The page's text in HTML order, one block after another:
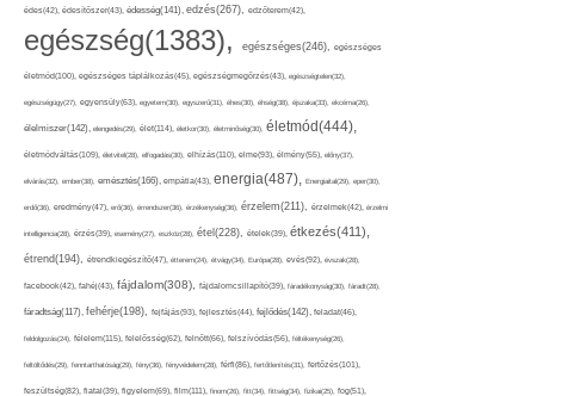
édes(42), édesítőszer(43), édesség(141), edzés(267), edzőterem(42),
egészség(1383), egészséges(246), egészséges
életmód(100), egészséges táplálkozás(45), egészségmegőrzés(43), egészségtelen(32),
egészségügy(27), egyensúly(63), egyetem(30), egyszerű(31), éhes(30), éhség(38), éjszaka(33), ekcéma(26),
élelmiszer(142), elengedés(29), élet(114), életkor(30), életminőség(30), életmód(444),
életmódváltás(109), életvitel(28), elfogadás(30), elhízás(110), elme(93), élmény(55), előny(37),
elvárás(32), ember(38), emésztés(166), empátia(43), energia(487), Energiaital(29), eper(30),
erdő(36), eredmény(47), erő(36), érrendszer(36), érzékenység(36), érzelem(211), érzelmek(42), érzelmi
intelligencia(28), érzés(39), esemény(27), eszköz(28), étel(228), ételek(39), étkezés(411),
étrend(194), étrendkiegészítő(47), étterem(24), étvágy(34), Európa(28), evés(92), évszak(28),
facebook(42), fahéj(43), fájdalom(308), fájdalomcsillapító(39), fáradékonyság(30), fáradt(28),
fáradtság(117), fehérje(198), fejfájás(93), fejlesztés(44), fejlődés(142), feladat(46),
feldolgozás(24), félelem(115), felelősség(62), felnőtt(66), felszívódás(56), féltékenység(26),
feltöltődés(29), fenntarthatóság(29), fény(36), fényvédelem(28), férfi(86), fertőtlenítés(31), fertőzés(101),
feszültség(82), fiatal(39), figyelem(69), film(111), finom(26), fitt(34), fittség(34), fizikai(25), fog(51),